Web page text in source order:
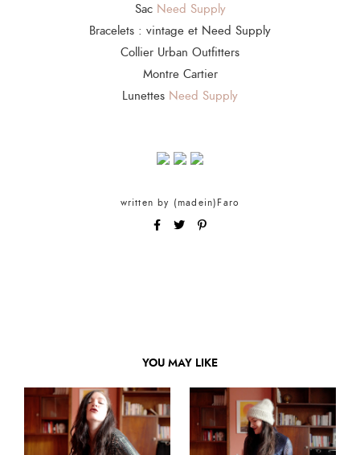
Sac Need Supply
Bracelets : vintage et Need Supply
Collier Urban Outfitters
Montre Cartier
Lunettes Need Supply
written by (madein)Faro
YOU MAY LIKE